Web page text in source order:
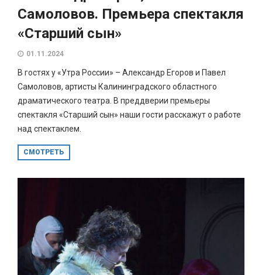
Самоловов. Премьера спектакля
«Старший сын»
01.11.2024
В гостях у «Утра России» – Александр Егоров и Павел
Самоловов, артисты Калининградского областного
драматического театра. В преддверии премьеры
спектакля «Старший сын» наши гости расскажут о работе
над спектаклем.
СМОТРЕТЬ